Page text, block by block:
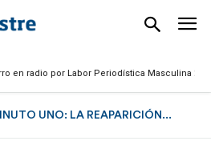
radio por Labor Periodística Masculina 2025
UNO: LA REAPARICIÓN...